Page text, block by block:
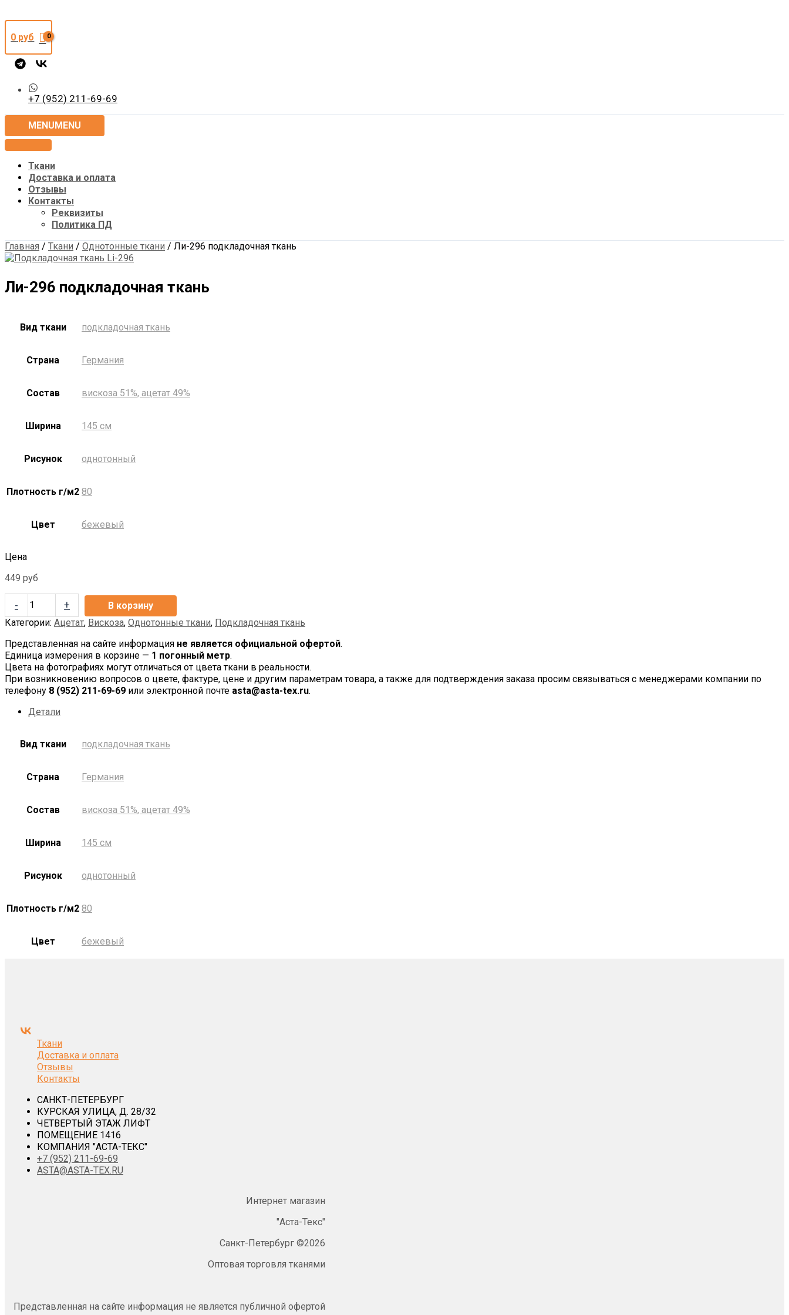
0 руб
+7 (952) 211-69-69
MENUMENU
Ткани
Доставка и оплата
Отзывы
Контакты
Реквизиты
Политика ПД
Главная / Ткани / Однотонные ткани / Ли-296 подкладочная ткань
Ли-296 подкладочная ткань
Вид ткани подкладочная ткань
Страна Германия
Состав вискоза 51%, ацетат 49%
Ширина 145 см
Рисунок однотонный
Плотность г/м2 80
Цвет бежевый
Цена
449 руб
- +
В корзину
Категории: Ацетат, Вискоза, Однотонные ткани, Подкладочная ткань
Представленная на сайте информация не является официальной офертой.
Единица измерения в корзине — 1 погонный метр.
Цвета на фотографиях могут отличаться от цвета ткани в реальности.
При возникновению вопросов о цвете, фактуре, цене и другим параметрам товара, а также для подтверждения заказа просим связываться с менеджерами компании по
телефону 8 (952) 211-69-69 или электронной почте asta@asta-tex.ru.
Детали
Вид ткани подкладочная ткань
Страна Германия
Состав вискоза 51%, ацетат 49%
Ширина 145 см
Рисунок однотонный
Плотность г/м2 80
Цвет бежевый
Ткани
Доставка и оплата
Отзывы
Контакты
САНКТ-ПЕТЕРБУРГ
КУРСКАЯ УЛИЦА, Д. 28/32
ЧЕТВЕРТЫЙ ЭТАЖ ЛИФТ
ПОМЕЩЕНИЕ 1416
КОМПАНИЯ "АСТА-ТЕКС"
+7 (952) 211-69-69
ASTA@ASTA-TEX.RU
Интернет магазин
"Аста-Текс"
Санкт-Петербург ©2026
Оптовая торговля тканями
Представленная на сайте информация не является публичной офертой